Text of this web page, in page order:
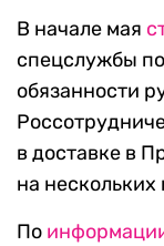
В начале мая
спецслужбы
обязанности
в доставке в
на
По